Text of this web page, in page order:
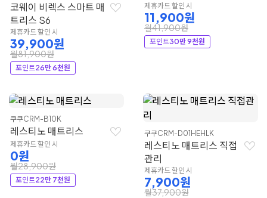
코웨이 비렉스 스마트 매
트리스 S6
제휴카드 할인 시
39,900원
월81,900원
포인트26만 6천원
제휴카드 할인 시
11,900원
월41,900원
포인트30만 9천원
쿠쿠CRM-B10K
레스티노 매트리스
제휴카드 할인 시
0원
월28,900원
포인트22만 7천원
쿠쿠CRM-D01HEHLK
레스티노 매트리스 직접
관리
제휴카드 할인 시
7,900원
월37,900원